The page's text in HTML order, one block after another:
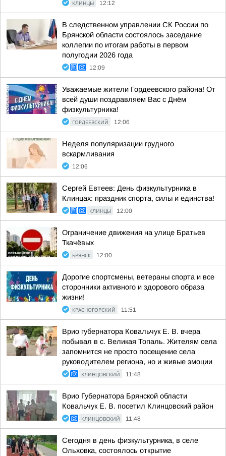
КЛИНЦЫ 12:12
В следственном управлении СК России по
Брянской области состоялось заседание
коллегии по итогам работы в первом
полугодии 2026 года
12:09
Уважаемые жители Гордеевского района! От
всей души поздравляем Вас с Днём
физкультурника!
ГОРДЕЕВСКИЙ 12:06
Неделя популяризации грудного
вскармливания
12:06
Сергей Евтеев: День физкультурника в
Клинцах: праздник спорта, силы и единства!
КЛИНЦЫ 12:00
Ограничение движения на улице Братьев
Ткачёвых
БРЯНСК 12:00
Дорогие спортсмены, ветераны спорта и все
сторонники активного и здорового образа
жизни!
КРАСНОГОРСКИЙ 11:51
Врио губернатора Ковальчук Е. В. вчера
побывал в с. Великая Топаль. Жителям села
запомнится не просто посещение села
руководителем региона, но и живые эмоции
КЛИНЦОВСКИЙ 11:48
Врио Губернатора Брянской области
Ковальчук Е. В. посетил Клинцовский район
КЛИНЦОВСКИЙ 11:48
Сегодня в день физкультурника, в селе
Ольховка, состоялось открытие